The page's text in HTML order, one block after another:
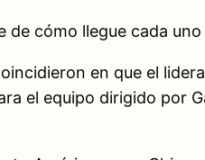
cómo llegue cada uno
en que el
el equipo dirigido por